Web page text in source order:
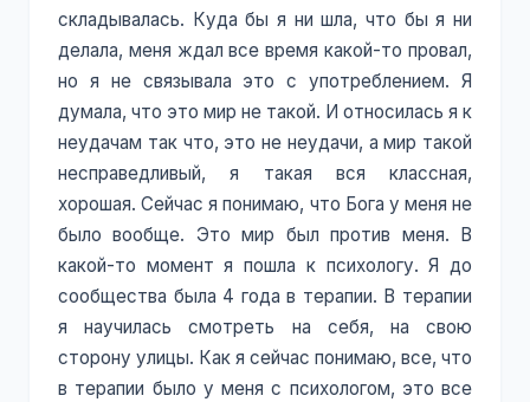
складывалась. Куда бы я ни шла, что бы я ни
делала, меня ждал все время какой-то провал,
но я не связывала это с употреблением. Я
думала, что это мир не такой. И относилась я к
неудачам так что, это не неудачи, а мир такой
несправедливый, я такая вся классная,
хорошая. Сейчас я понимаю, что Бога у меня не
было вообще. Это мир был против меня. В
какой-то момент я пошла к психологу. Я до
сообщества была 4 года в терапии. В терапии
я научилась смотреть на себя, на свою
сторону улицы. Как я сейчас понимаю, все, что
в терапии было у меня с психологом, это все